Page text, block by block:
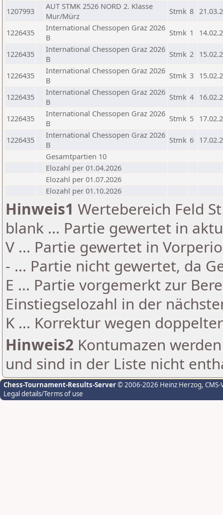
1207993
AUT STMK 2526 NORD 2. Klasse
Mur/Mürz
Stmk 8
1226435
International Chessopen Graz 2026
B
Stmk 1
1226435
International Chessopen Graz 2026
B
Stmk 2
1226435
International Chessopen Graz 2026
B
Stmk 3
1226435
International Chessopen Graz 2026
B
Stmk 4
1226435
International Chessopen Graz 2026
B
Stmk 5
1226435
International Chessopen Graz 2026
B
Stmk 6
Gesamtpartien 10
Elozahl per 01.04.2026
Elozahl per 01.07.2026
Elozahl per 01.10.2026
Hinweis1 Wertebereich Feld
blank ... Partie gewertet in
V ... Partie gewertet in
- ... Partie nicht gewertet, da
E ... Partie vorgemerkt zur
Einstiegselozahl in der
K ... Korrektur wegen
Hinweis2 Kontumazen
und sind in der Liste nicht
Chess-Tournament-Results-Server© 2006-2026 Heinz Herzog,
Legal details/Terms of use